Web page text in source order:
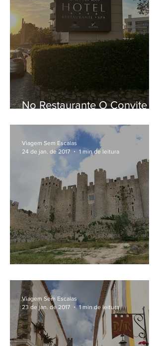
No Restaurante O Convite
Fátima, em Portugal
Viagem Sem Escalas
24 de jan. de 2017
1 min de leitura
Viagem Sem Escalas
23 de jan. de 2017
1 min de leitura